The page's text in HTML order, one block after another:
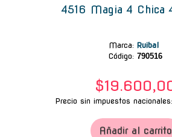
4516 Magia 4 Chica
Marca: Ruibal
Código: 790516
Precio sin impuestos
Añadir al carrito